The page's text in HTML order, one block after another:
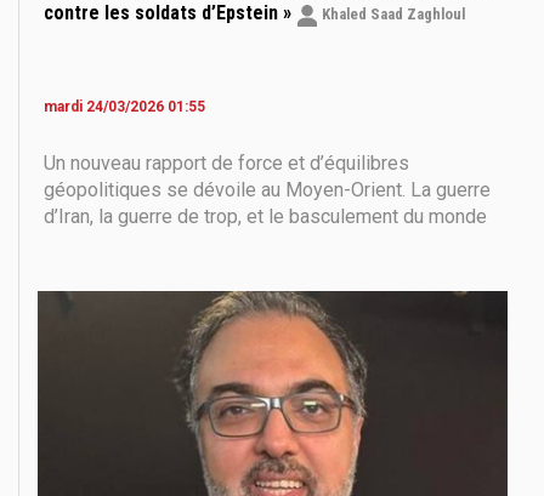
contre les soldats d’Epstein »
Khaled Saad Zaghloul
mardi 24/03/2026 01:55
Un nouveau rapport de force et d’équilibres
géopolitiques se dévoile au Moyen-Orient. La guerre
d’Iran, la guerre de trop, et le basculement du monde
conseillers de chefs d’Etat occidentaux ainsi que des